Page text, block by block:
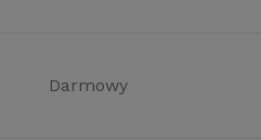
Darmowy